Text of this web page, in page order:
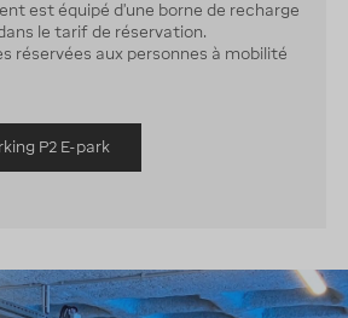
est équipé d’une borne de recharge
le tarif de réservation.
réservées aux personnes à mobilité
P2 E-park